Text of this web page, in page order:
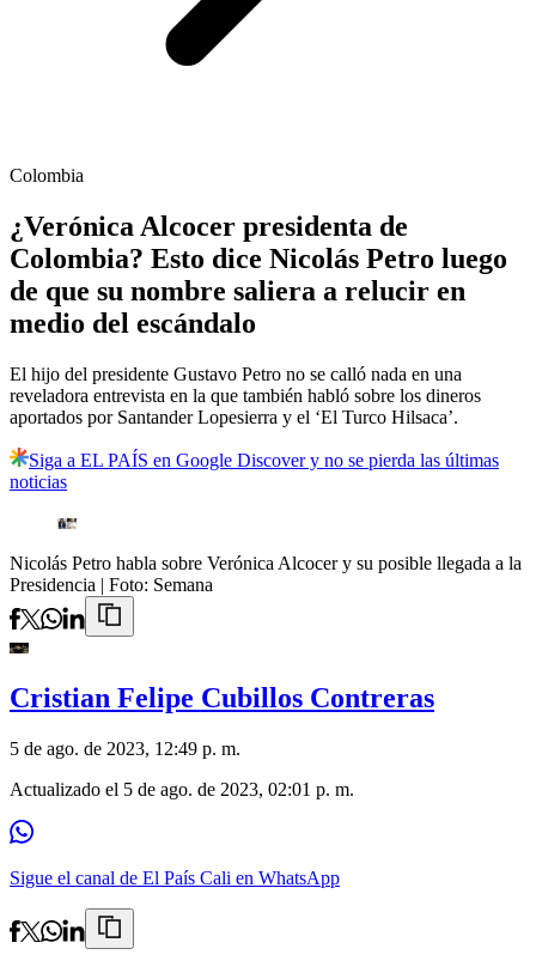
Colombia
¿Verónica Alcocer presidenta de
Colombia? Esto dice Nicolás Petro luego
de que su nombre saliera a relucir en
medio del escándalo
El hijo del presidente Gustavo Petro no se calló nada en una
reveladora entrevista en la que también habló sobre los dineros
aportados por Santander Lopesierra y el ‘El Turco Hilsaca’.
Siga a EL PAÍS en Google Discover y no se pierda las últimas
noticias
Nicolás Petro habla sobre Verónica Alcocer y su posible llegada a la
Presidencia | Foto: Semana
Cristian Felipe Cubillos Contreras
5 de ago. de 2023, 12:49 p. m.
Actualizado el 5 de ago. de 2023, 02:01 p. m.
Sigue el canal de El País Cali en WhatsApp